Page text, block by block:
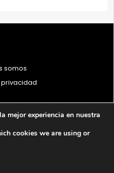
somos
los derechos reservados
mejor experiencia en nuestra
cookies we are using or